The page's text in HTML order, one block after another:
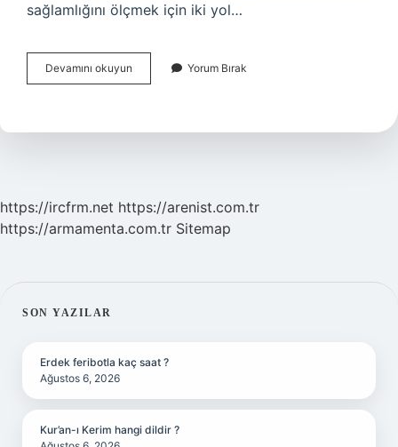
sağlamlığını ölçmek için iki yol…
Devamını okuyun
Riskli
Nasıl
Yorum Bırak
https://ircfrm.net https://arenist.com.tr
https://armamenta.com.tr Sitemap
SIDEBAR
SON YAZILAR
Erdek feribotla kaç saat ?
Ağustos 6, 2026
Kur’an-ı Kerim hangi dildir ?